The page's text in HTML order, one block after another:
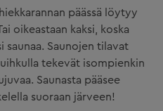
päässä löytyy
oikeastaan kaksi, koska
saunaa. Saunojen tilavat
tekevät isompienkin
Saunasta pääsee
suoraan järveen!